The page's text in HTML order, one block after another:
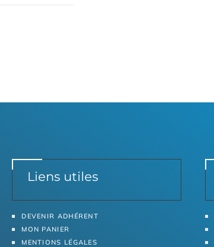
Liens utiles
DEVENIR ADHÉRENT
MON PANIER
MENTIONS LÉGALES